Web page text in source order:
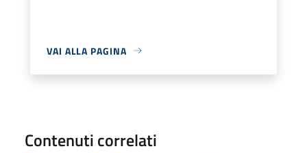
VAI ALLA PAGINA
Contenuti correlati